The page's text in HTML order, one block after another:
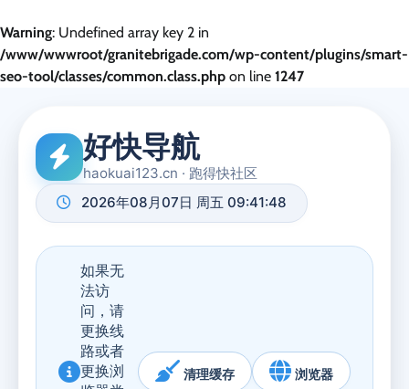
Warning: Undefined array key 2 in
/www/wwwroot/granitebrigade.com/wp-content/plugins/smart-
seo-tool/classes/common.class.php on line 1247